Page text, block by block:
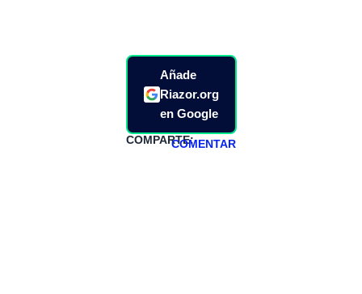
Añade
Riazor.org
en Google
COMPARTE:COMENTAR